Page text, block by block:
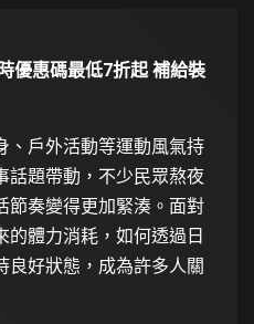
優惠碼最低7折起 補給裝
、戶外活動等運動風氣持
話題帶動，不少民眾熬夜
節奏變得更加緊湊。面對
的體力消耗，如何透過日
良好狀態，成為許多人關